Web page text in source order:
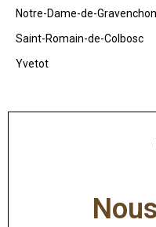
Notre-Dame-de-Gravenchon
Saint-Romain-de-Colbosc
Yvetot